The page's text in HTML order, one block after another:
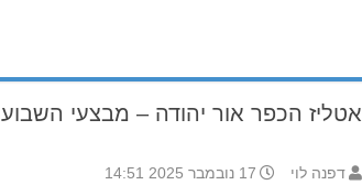
אטליז הכפר אור יהודה – מבצעי השבוע
דפנה לוי
17 נובמבר 2025 14:51